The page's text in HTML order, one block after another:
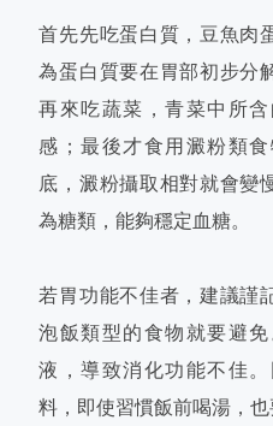
首先先吃蛋白質，豆魚肉
為蛋白質要在胃部初步分
再來吃蔬菜，青菜中所
感；最後才食用澱粉類
底，澱粉攝取相對就會變
為糖類，能夠穩定血糖。
若胃功能不佳者，建議謹
泡飯類型的食物就要避
液，導致消化功能不佳
料，即使習慣飯前喝湯，也